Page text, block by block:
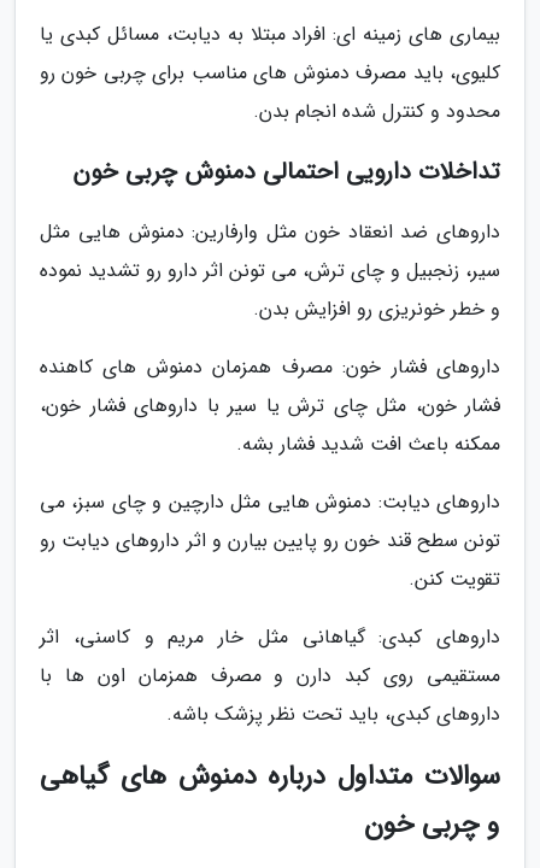
بیماری های زمینه ای: افراد مبتلا به دیابت، مسائل کبدی یا
کلیوی، باید مصرف دمنوش های مناسب برای چربی خون رو
محدود و کنترل شده انجام بدن.
تداخلات دارویی احتمالی دمنوش چربی خون
داروهای ضد انعقاد خون مثل وارفارین: دمنوش هایی مثل
سیر، زنجبیل و چای ترش، می تونن اثر دارو رو تشدید نموده
و خطر خونریزی رو افزایش بدن.
داروهای فشار خون: مصرف همزمان دمنوش های کاهنده
فشار خون، مثل چای ترش یا سیر با داروهای فشار خون،
ممکنه باعث افت شدید فشار بشه.
داروهای دیابت: دمنوش هایی مثل دارچین و چای سبز، می
تونن سطح قند خون رو پایین بیارن و اثر داروهای دیابت رو
تقویت کنن.
داروهای کبدی: گیاهانی مثل خار مریم و کاسنی، اثر
مستقیمی روی کبد دارن و مصرف همزمان اون ها با
داروهای کبدی، باید تحت نظر پزشک باشه.
سوالات متداول درباره دمنوش های گیاهی
و چربی خون